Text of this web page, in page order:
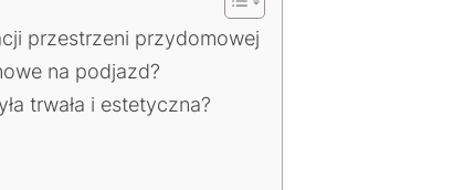
przestrzeni przydomowej
na podjazd?
trwała i estetyczna?